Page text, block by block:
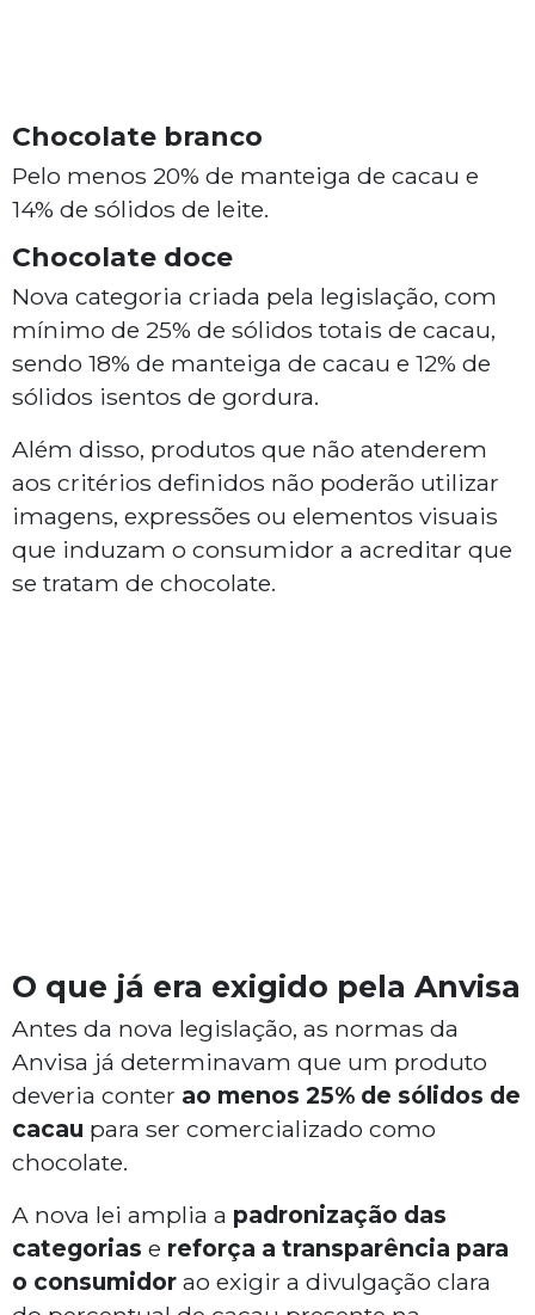
Chocolate branco
Pelo menos 20% de manteiga de cacau e
14% de sólidos de leite.
Chocolate doce
Nova categoria criada pela legislação, com
mínimo de 25% de sólidos totais de cacau,
sendo 18% de manteiga de cacau e 12% de
sólidos isentos de gordura.
Além disso, produtos que não atenderem
aos critérios definidos não poderão utilizar
imagens, expressões ou elementos visuais
que induzam o consumidor a acreditar que
se tratam de chocolate.
O que já era exigido pela Anvisa
Antes da nova legislação, as normas da
Anvisa já determinavam que um produto
deveria conter ao menos 25% de sólidos de
cacau para ser comercializado como
chocolate.
A nova lei amplia a padronização das
categorias e reforça a transparência para
o consumidor ao exigir a divulgação clara